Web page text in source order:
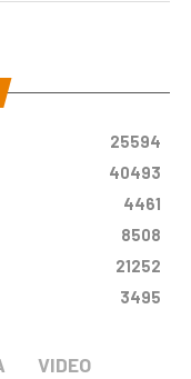
25594
40493
4461
8508
21252
3495
VIDEO